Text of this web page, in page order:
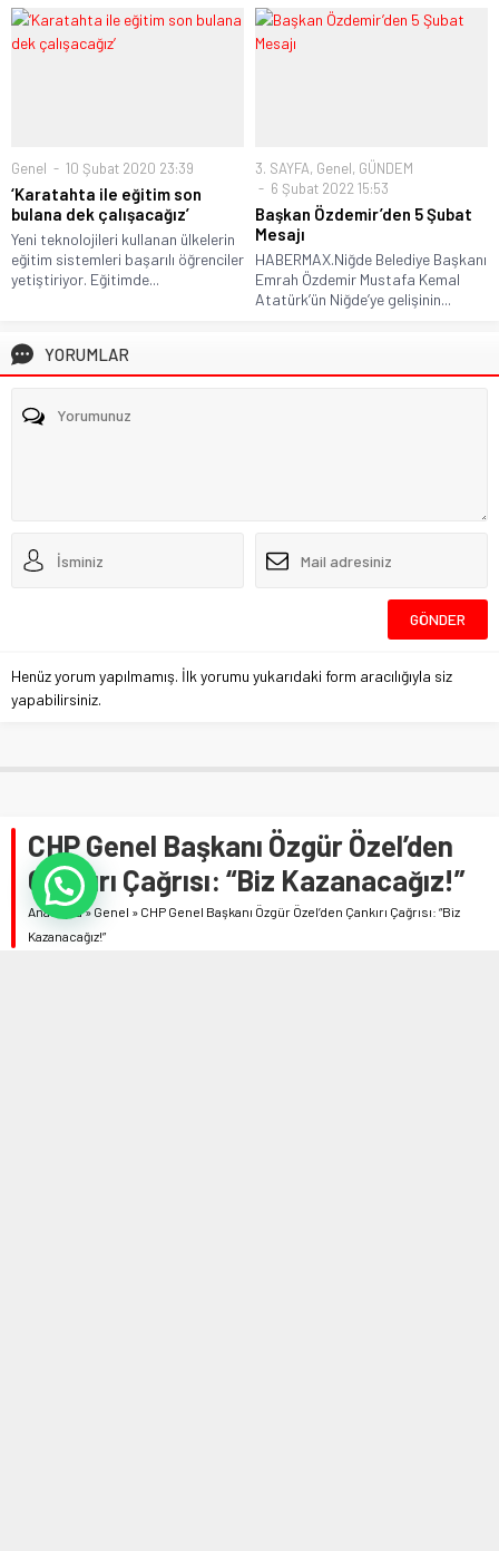
Genel 10 Şubat 2020 23:39
‘Karatahta ile eğitim son
bulana dek çalışacağız’
Yeni teknolojileri kullanan ülkelerin
eğitim sistemleri başarılı öğrenciler
yetiştiriyor. Eğitimde...
3. SAYFA, Genel, GÜNDEM
6 Şubat 2022 15:53
Başkan Özdemir’den 5 Şubat
Mesajı
HABERMAX.Niğde Belediye Başkanı
Emrah Özdemir Mustafa Kemal
Atatürk’ün Niğde’ye gelişinin...
YORUMLAR
Henüz yorum yapılmamış. İlk yorumu yukarıdaki form aracılığıyla siz
yapabilirsiniz.
CHP Genel Başkanı Özgür Özel’den
Çankırı Çağrısı: “Biz Kazanacağız!”
Anasayfa» Genel » CHP Genel Başkanı Özgür Özel’den Çankırı Çağrısı: “Biz
Kazanacağız!”